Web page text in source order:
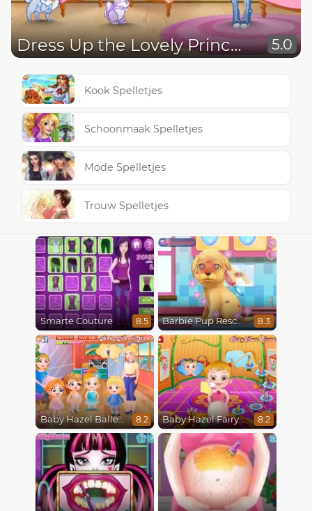
Dress Up the Lovely Princess 5.0
Kook Spelletjes
Schoonmaak Spelletjes
Mode Spelletjes
Trouw Spelletjes
Smarte Couture 8.5 Barbie Pup Rescue 8.3
Baby Hazel Ballerina Dance 8.2 Baby Hazel Fairyland Ballet 8.2